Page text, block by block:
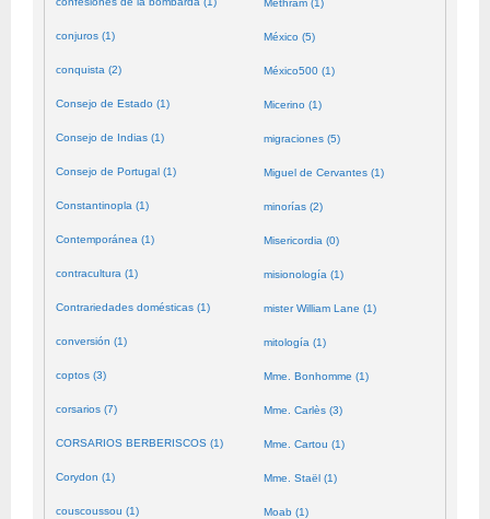
conjuros (1)
conquista (2)
Consejo de Estado (1)
Consejo de Indias (1)
Consejo de Portugal (1)
Constantinopla (1)
Contemporánea (1)
contracultura (1)
Contrariedades domésticas (1)
conversión (1)
coptos (3)
corsarios (7)
CORSARIOS BERBERISCOS (1)
Corydon (1)
couscoussou (1)
Methram (1)
México (5)
México500 (1)
Micerino (1)
migraciones (5)
Miguel de Cervantes (1)
minorías (2)
Misericordia (0)
misionología (1)
mister William Lane (1)
mitología (1)
Mme. Bonhomme (1)
Mme. Carlès (3)
Mme. Cartou (1)
Mme. Staël (1)
Moab (1)